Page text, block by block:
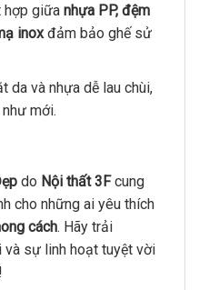
giữa nhựa PP, đệm
inoxđảm bảo ghế sử
da và nhựa dễ lau chùi,
mới.
do Nội thất 3Fcung
cho những ai yêu thích
cách. Hãy trải
và sự linh hoạt tuyệt vời